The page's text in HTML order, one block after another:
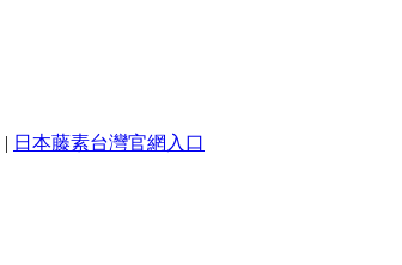
| 日本藤素台灣官網入口